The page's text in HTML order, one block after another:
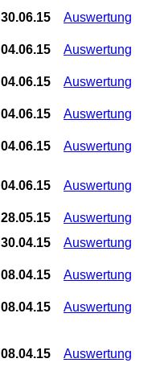
30.06.15
Auswertung
04.06.15
Auswertung
04.06.15
Auswertung
04.06.15
Auswertung
04.06.15
Auswertung
04.06.15 Auswertung
28.05.15
Auswertung
30.04.15
Auswertung
08.04.15
Auswertung
08.04.15
Auswertung
08.04.15 Auswertung